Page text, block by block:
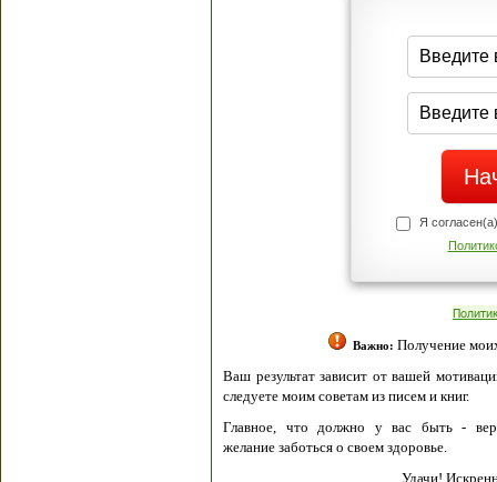
Я
Важно: Получение
Ваш результат зависит от вашей
следуете моим советам из писем и книг.
Главное, что должно у вас быть -
желание заботься о своем здоровье.
Удачи!